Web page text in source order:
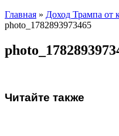
Главная » Доход Трампа от
photo_1782893973465
Читайте также